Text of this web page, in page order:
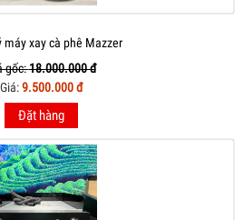
máy xay cà phê Mazzer
gốc:18.000.000 đ
Giá:9.500.000 đ
Đặt hàng